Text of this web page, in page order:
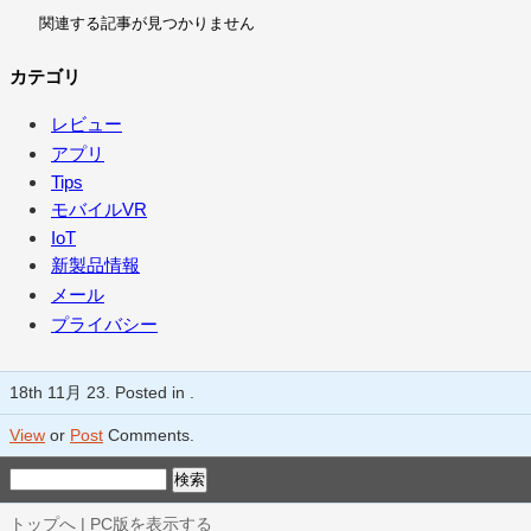
関連する記事が見つかりません
カテゴリ
レビュー
アプリ
Tips
モバイルVR
IoT
新製品情報
メール
プライバシー
18th 11月 23. Posted in .
View or Post Comments.
トップへ | PC版を表示する